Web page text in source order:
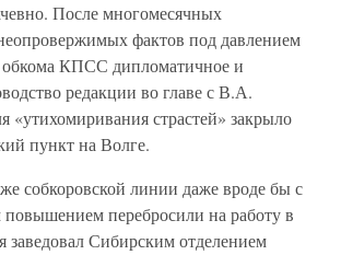
После многомесячных
фактов под давлением
КПСС дипломатичное и
редакции во главе с В.А.
«утихомиривания страстей» закрыло
пункт на Волге.
собкоровской линии даже вроде бы с
перебросили на работу в
заведовал Сибирским отделением